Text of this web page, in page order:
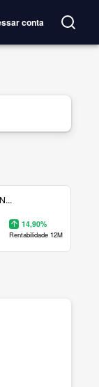
conta
14,90%
Rentabilidade 12M